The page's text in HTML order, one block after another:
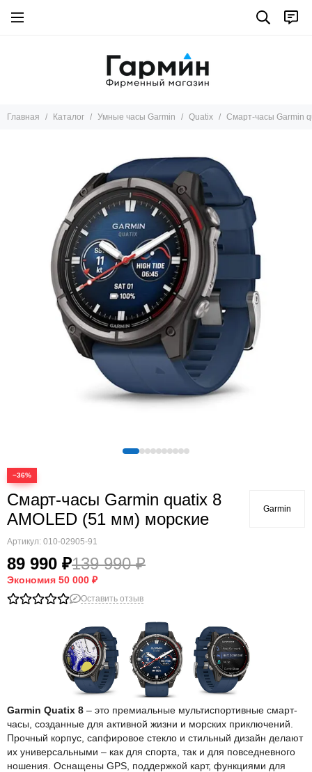
Forerunner
Главная Каталог Умные часы Garmin Quatix Смарт-часы Garmin
−36%
Смарт-часы Garmin quatix 8
AMOLED (51 мм) морские
Артикул: 010-02905-91
89 990 ₽139 990 ₽
Экономия 50 000 ₽
Garmin
Оставить отзыв
Garmin Quatix 8 – это премиальные мультиспортивные смарт-
часы, созданные для активной жизни и морских приключений.
Прочный корпус, сапфировое стекло и стильный дизайн делают
их универсальными – как для спорта, так и для повседневного
ношения. Оснащены GPS, поддержкой карт, функциями для